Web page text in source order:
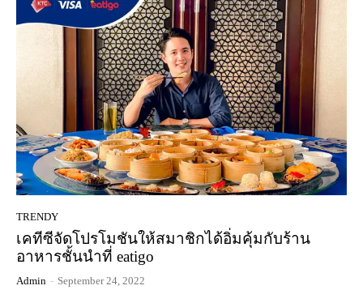
TRENDY
เคทีซีจัดโปรโมชันให้สมาชิกได้อิ่มคุ้มกับร้าน
อาหารชั้นนำที่ eatigo
Admin - September 24, 2022